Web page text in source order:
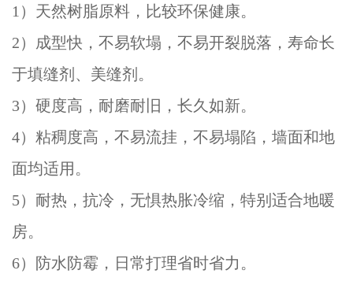
1）天然树脂原料，比较环保健康。
2）成型快，不易软塌，不易开裂脱落，寿命长
于填缝剂、美缝剂。
3）硬度高，耐磨耐旧，长久如新。
4）粘稠度高，不易流挂，不易塌陷，墙面和地
面均适用。
5）耐热，抗冷，无惧热胀冷缩，特别适合地暖
房。
6）防水防霉，日常打理省时省力。